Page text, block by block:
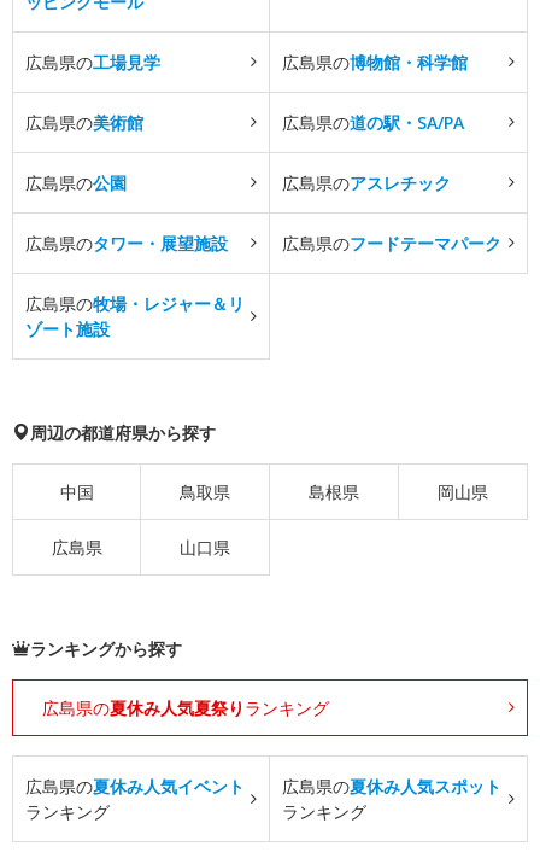
広島県の工場見学 広島県の博物館・科学館
広島県の美術館 広島県の道の駅・SA/PA
広島県の公園 広島県のアスレチック
広島県のタワー・展望施設 広島県のフードテーマパーク
広島県の牧場・レジャー＆リ
ゾート施設
周辺の都道府県から探す
中国 鳥取県 島根県 岡山県
広島県 山口県
ランキングから探す
広島県の夏休み人気夏祭り ランキング
広島県の夏休み人気イベント
ランキング
広島県の夏休み人気スポット
ランキング